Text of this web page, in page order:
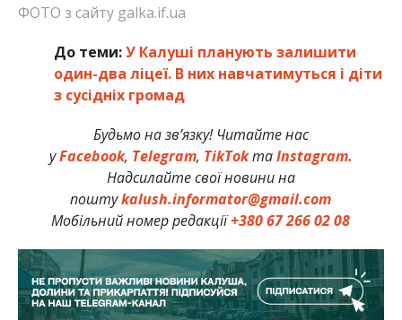
ФОТО з сайту galka.if.ua
До теми:У Калуші планують залишити
один-два ліцеї. В них навчатимуться і діти
з сусідніх громад
Будьмо на зв’язку! Читайте нас
уFacebook, Telegram, TikTokтаInstagram.
Надсилайте свої новини на
поштуkalush.informator@gmail.com
Мобільний номер редакції+380 67 266 02 08